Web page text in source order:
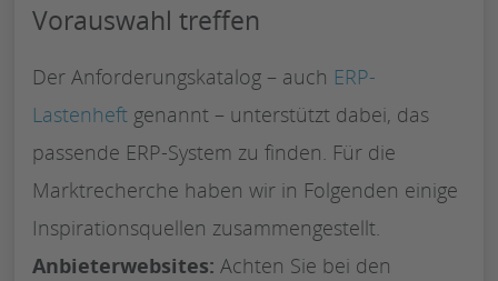
Vorauswahl treffen
Der Anforderungskatalog – auch ERP-
Lastenheft genannt – unterstützt dabei, das
passende ERP-System zu finden. Für die
Marktrecherche haben wir in Folgenden einige
Inspirationsquellen zusammengestellt.
Anbieterwebsites: Achten Sie bei den